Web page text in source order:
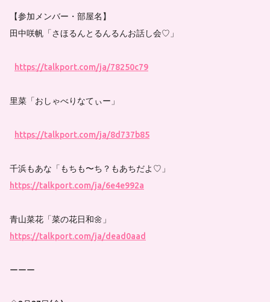
【参加メンバー・部屋名】
田中咲帆「さほるんとるんるんお話し会♡」
https://talkport.com/ja/78250c79
里菜「おしゃべりなてぃー」
https://talkport.com/ja/8d737b85
千浜もあな「もちも〜ち？もあちだよ♡」
https://talkport.com/ja/6e4e992a
青山菜花「菜の花日和🌼」
https://talkport.com/ja/dead0aad
ーーー